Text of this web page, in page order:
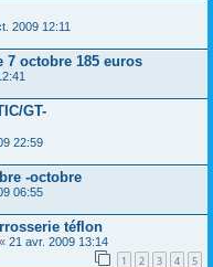
2009 12:11
7 octobre 185 euros
GT-
22:59
-octobre
06:55
téflon
« 21 avr. 2009 13:14
1 2 3 4 5